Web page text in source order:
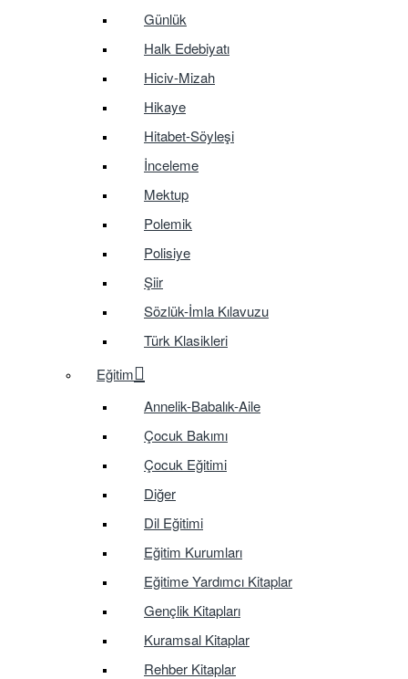
Günlük
Halk Edebiyatı
Hiciv-Mizah
Hikaye
Hitabet-Söyleşi
İnceleme
Mektup
Polemik
Polisiye
Şiir
Sözlük-İmla Kılavuzu
Türk Klasikleri
Eğitim
Annelik-Babalık-Aile
Çocuk Bakımı
Çocuk Eğitimi
Diğer
Dil Eğitimi
Eğitim Kurumları
Eğitime Yardımcı Kitaplar
Gençlik Kitapları
Kuramsal Kitaplar
Rehber Kitaplar